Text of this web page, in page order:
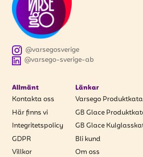
@varsego-sverige-ab
@varsegosverige
Allmänt
Kontakta oss
Här finns vi
Integritetspolicy
GDPR
Villkor
Länkar
Varsego
GB Glace
GB Glace
Bli kund
Om oss